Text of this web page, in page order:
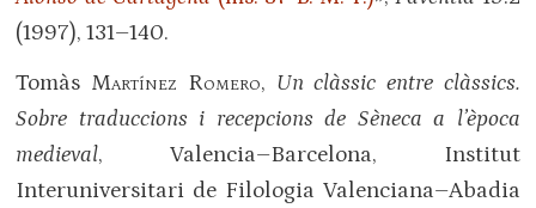
(1997), 131–140.
Tomàs Martínez Romero, Un clàssic entre clàssics.
Sobre traduccions i recepcions de Sèneca a l’època
medieval, Valencia–Barcelona, Institut
Interuniversitari de Filologia Valenciana–Abadia